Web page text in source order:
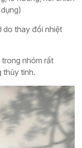
do thay đổi nhiệt
nhóm rất
thủy tinh.